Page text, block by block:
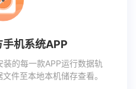
机系统APP
的每一款APP运行数据轨
件至本地本机储存查看。